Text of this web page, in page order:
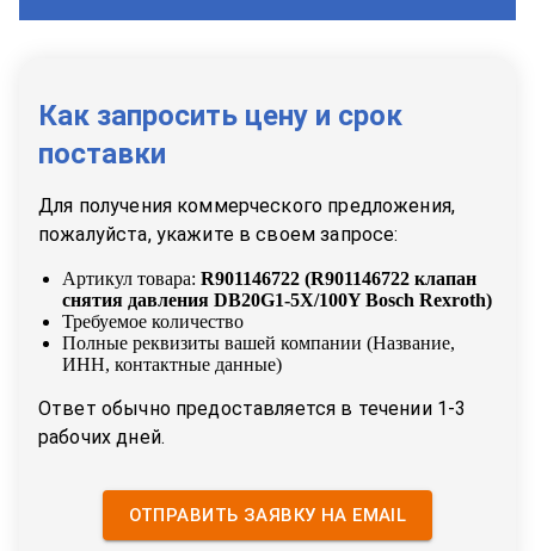
Как запросить цену и срок
поставки
Для получения коммерческого предложения,
пожалуйста, укажите в своем запросе:
Артикул товара: R901146722 (R901146722 клапан
снятия давления DB20G1-5X/100Y Bosch Rexroth)
Требуемое количество
Полные реквизиты вашей компании (Название,
ИНН, контактные данные)
Ответ обычно предоставляется в течении 1-3
рабочих дней.
ОТПРАВИТЬ ЗАЯВКУ НА EMAIL